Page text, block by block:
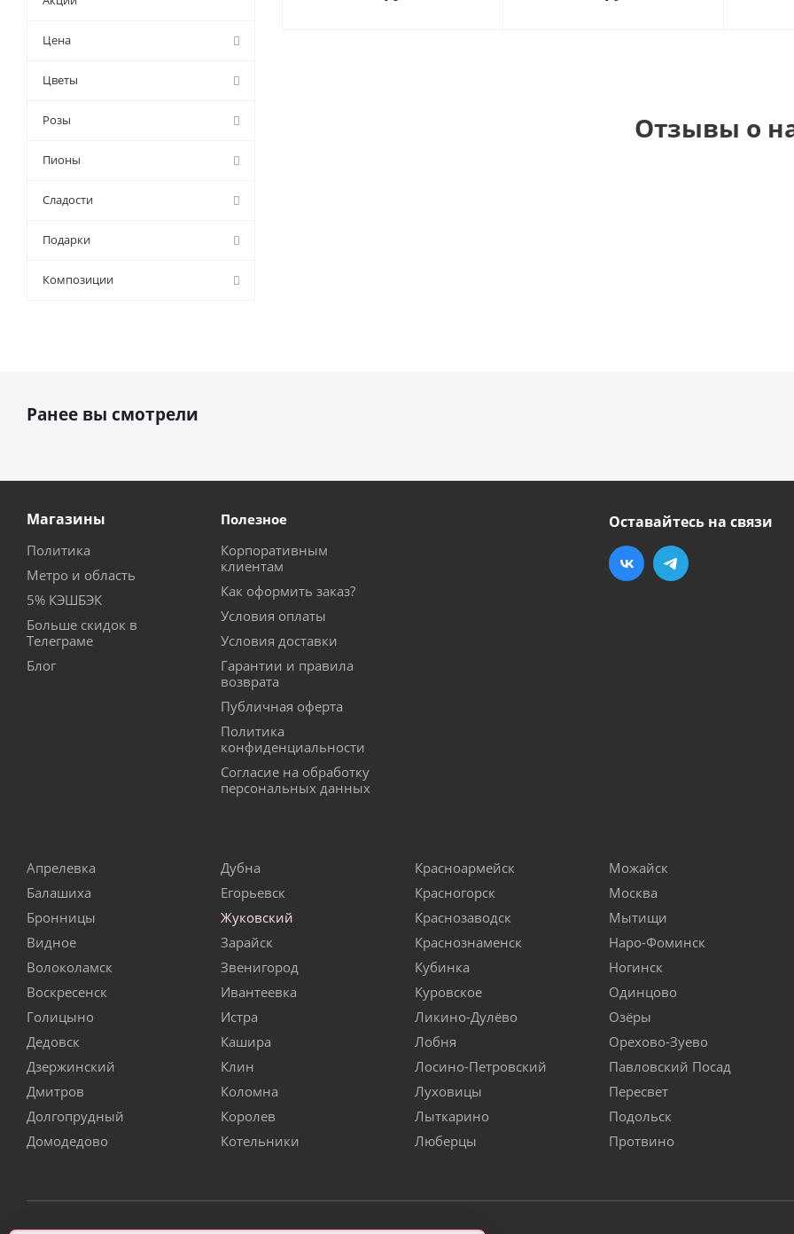
Отзывы о
Цена
Цветы
Розы
Пионы
Сладости
Подарки
Композиции
Ранее вы смотрели
Магазины
Политика
Метро и область
5% КЭШБЭК
Больше скидок в
Телеграме
Блог
Полезное
Корпоративным
клиентам
Как оформить заказ?
Условия оплаты
Условия доставки
Гарантии и правила
возврата
Публичная оферта
Политика
конфиденциальности
Согласие на обработку
персональных данных
Оставайтесь на связи
Апрелевка
Балашиха
Бронницы
Видное
Волоколамск
Воскресенск
Голицыно
Дедовск
Дзержинский
Дмитров
Долгопрудный
Домодедово
Дубна
Егорьевск
Жуковский
Зарайск
Звенигород
Ивантеевка
Истра
Кашира
Клин
Коломна
Королев
Котельники
Красноармейск
Красногорск
Краснозаводск
Краснознаменск
Кубинка
Куровское
Ликино-Дулёво
Лобня
Лосино-Петровский
Луховицы
Лыткарино
Люберцы
Можайск
Москва
Мытищи
Наро-Фоминск
Ногинск
Одинцово
Озёры
Орехово-Зуево
Павловский Посад
Пересвет
Подольск
Протвино